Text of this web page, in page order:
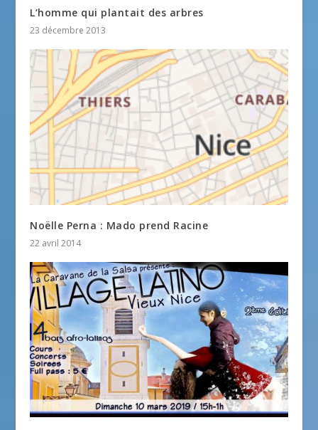
L’homme qui plantait des arbres
23 décembre 2013
Noëlle Perna : Mado prend Racine
22 avril 2014